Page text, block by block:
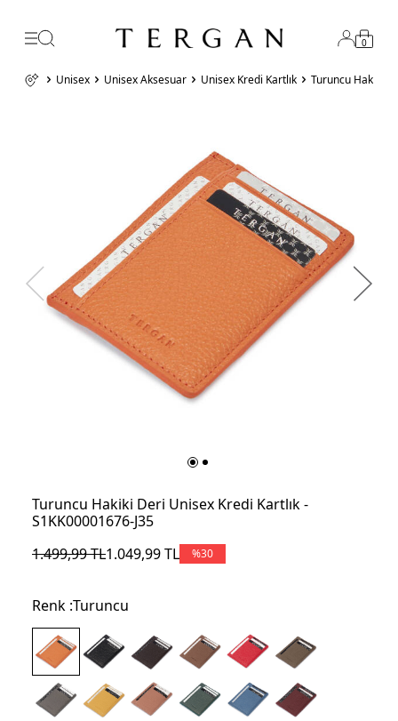
0
Unisex Unisex Aksesuar Unisex Kredi Kartlık Turuncu Hakiki
Turuncu Hakiki Deri Unisex Kredi Kartlık -
S1KK00001676-J35
1.499,99TL1.049,99TL %30
Renk :Turuncu